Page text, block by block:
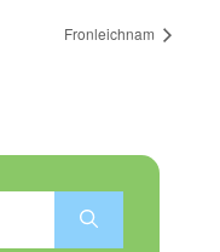
Fronleichnam